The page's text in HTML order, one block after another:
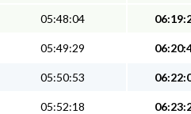
05:48:04
05:49:29
05:50:53
05:52:18